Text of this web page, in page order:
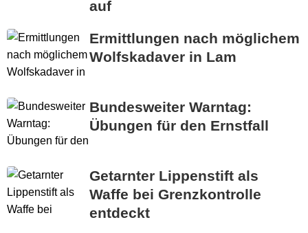
auf
Ermittlungen nach möglichem
Wolfskadaver in Lam
Bundesweiter Warntag:
Übungen für den Ernstfall
Getarnter Lippenstift als
Waffe bei Grenzkontrolle
entdeckt